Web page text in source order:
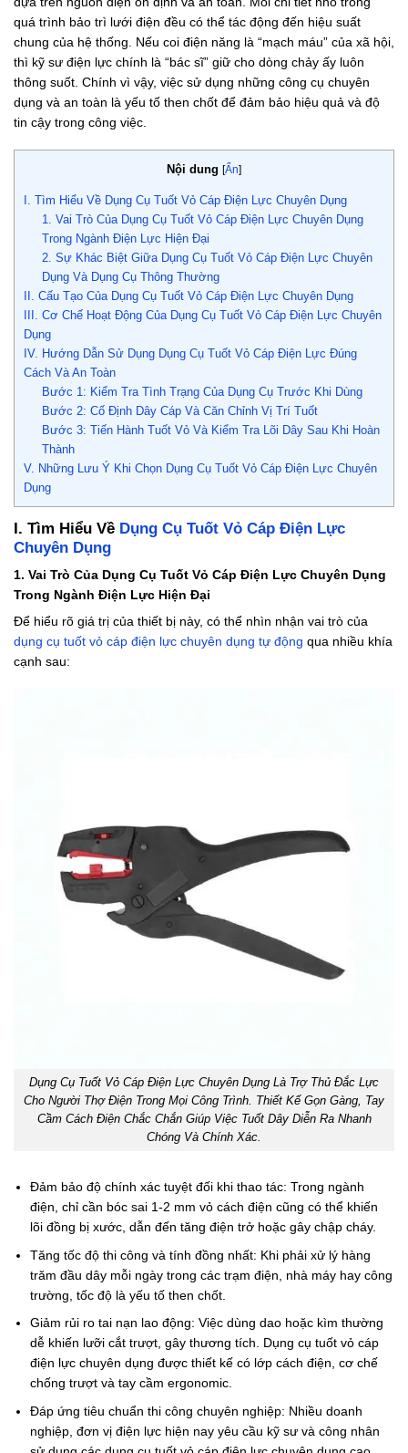
quá trình bảo trì lưới điện đều có thể tác động đến hiệu suất
chung của hệ thống. Nếu coi điện năng là “mạch máu” của xã hội,
thì kỹ sư điện lực chính là “bác sĩ” giữ cho dòng chảy ấy luôn
thông suốt. Chính vì vậy, việc sử dụng những công cụ chuyên
dụng và an toàn là yếu tố then chốt để đảm bảo hiệu quả và độ
tin cậy trong công việc.
Nội dung [Ẩn]
I. Tìm Hiểu Về Dụng Cụ Tuốt Vỏ Cáp Điện Lực Chuyên Dụng
1. Vai Trò Của Dụng Cụ Tuốt Vỏ Cáp Điện Lực Chuyên Dụng
Trong Ngành Điện Lực Hiện Đại
2. Sự Khác Biệt Giữa Dụng Cụ Tuốt Vỏ Cáp Điện Lực Chuyên
Dụng Và Dụng Cụ Thông Thường
II. Cấu Tạo Của Dụng Cụ Tuốt Vỏ Cáp Điện Lực Chuyên Dụng
III. Cơ Chế Hoạt Động Của Dụng Cụ Tuốt Vỏ Cáp Điện Lực Chuyên
Dụng
IV. Hướng Dẫn Sử Dụng Dụng Cụ Tuốt Vỏ Cáp Điện Lực Đúng
Cách Và An Toàn
Bước 1: Kiểm Tra Tình Trạng Của Dụng Cụ Trước Khi Dùng
Bước 2: Cố Định Dây Cáp Và Căn Chỉnh Vị Trí Tuốt
Bước 3: Tiến Hành Tuốt Vỏ Và Kiểm Tra Lõi Dây Sau Khi Hoàn
Thành
V. Những Lưu Ý Khi Chọn Dụng Cụ Tuốt Vỏ Cáp Điện Lực Chuyên
Dụng
I. Tìm Hiểu Về Dụng Cụ Tuốt Vỏ Cáp Điện Lực
Chuyên Dụng
1. Vai Trò Của Dụng Cụ Tuốt Vỏ Cáp Điện Lực Chuyên Dụng
Trong Ngành Điện Lực Hiện Đại
Để hiểu rõ giá trị của thiết bị này, có thể nhìn nhận vai trò của
dụng cụ tuốt vỏ cáp điện lực chuyên dụng tự động qua nhiều khía
cạnh sau:
Dụng Cụ Tuốt Vỏ Cáp Điện Lực Chuyên Dụng Là Trợ Thủ Đắc Lực
Cho Người Thợ Điện Trong Mọi Công Trình. Thiết Kế Gọn Gàng, Tay
Cầm Cách Điện Chắc Chắn Giúp Việc Tuốt Dây Diễn Ra Nhanh
Chóng Và Chính Xác.
Đảm bảo độ chính xác tuyệt đối khi thao tác: Trong ngành
điện, chỉ cần bóc sai 1-2 mm vỏ cách điện cũng có thể khiến
lõi đồng bị xước, dẫn đến tăng điện trở hoặc gây chập cháy.
Tăng tốc độ thi công và tính đồng nhất: Khi phải xử lý hàng
trăm đầu dây mỗi ngày trong các trạm điện, nhà máy hay công
trường, tốc độ là yếu tố then chốt.
Giảm rủi ro tai nạn lao động: Việc dùng dao hoặc kìm thường
dễ khiến lưỡi cắt trượt, gây thương tích. Dụng cụ tuốt vỏ cáp
điện lực chuyên dụng được thiết kế có lớp cách điện, cơ chế
chống trượt và tay cầm ergonomic.
Đáp ứng tiêu chuẩn thi công chuyên nghiệp: Nhiều doanh
nghiệp, đơn vị điện lực hiện nay yêu cầu kỹ sư và công nhân